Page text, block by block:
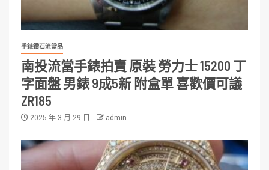
手錶鑽石流當品
南投流當手錶拍賣 原裝 勞力士 15200 丁
字面盤 男錶 9成5新 附盒單 喜歡價可議
ZR185
2025 年 3 月 29 日 admin